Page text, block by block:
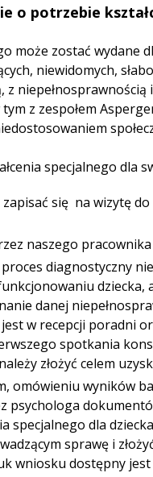
o potrzebie
może zostać wydane
niewidomych,
z
z zespołem
specjalnego dla
się na wizytę
naszego
diagnostyczny
dziecka,
danej
w recepcji poradni
spotkania
złożyć celem
omówieniu wyników
psychologa
specjalnego dla
sprawę i
wniosku dostępny